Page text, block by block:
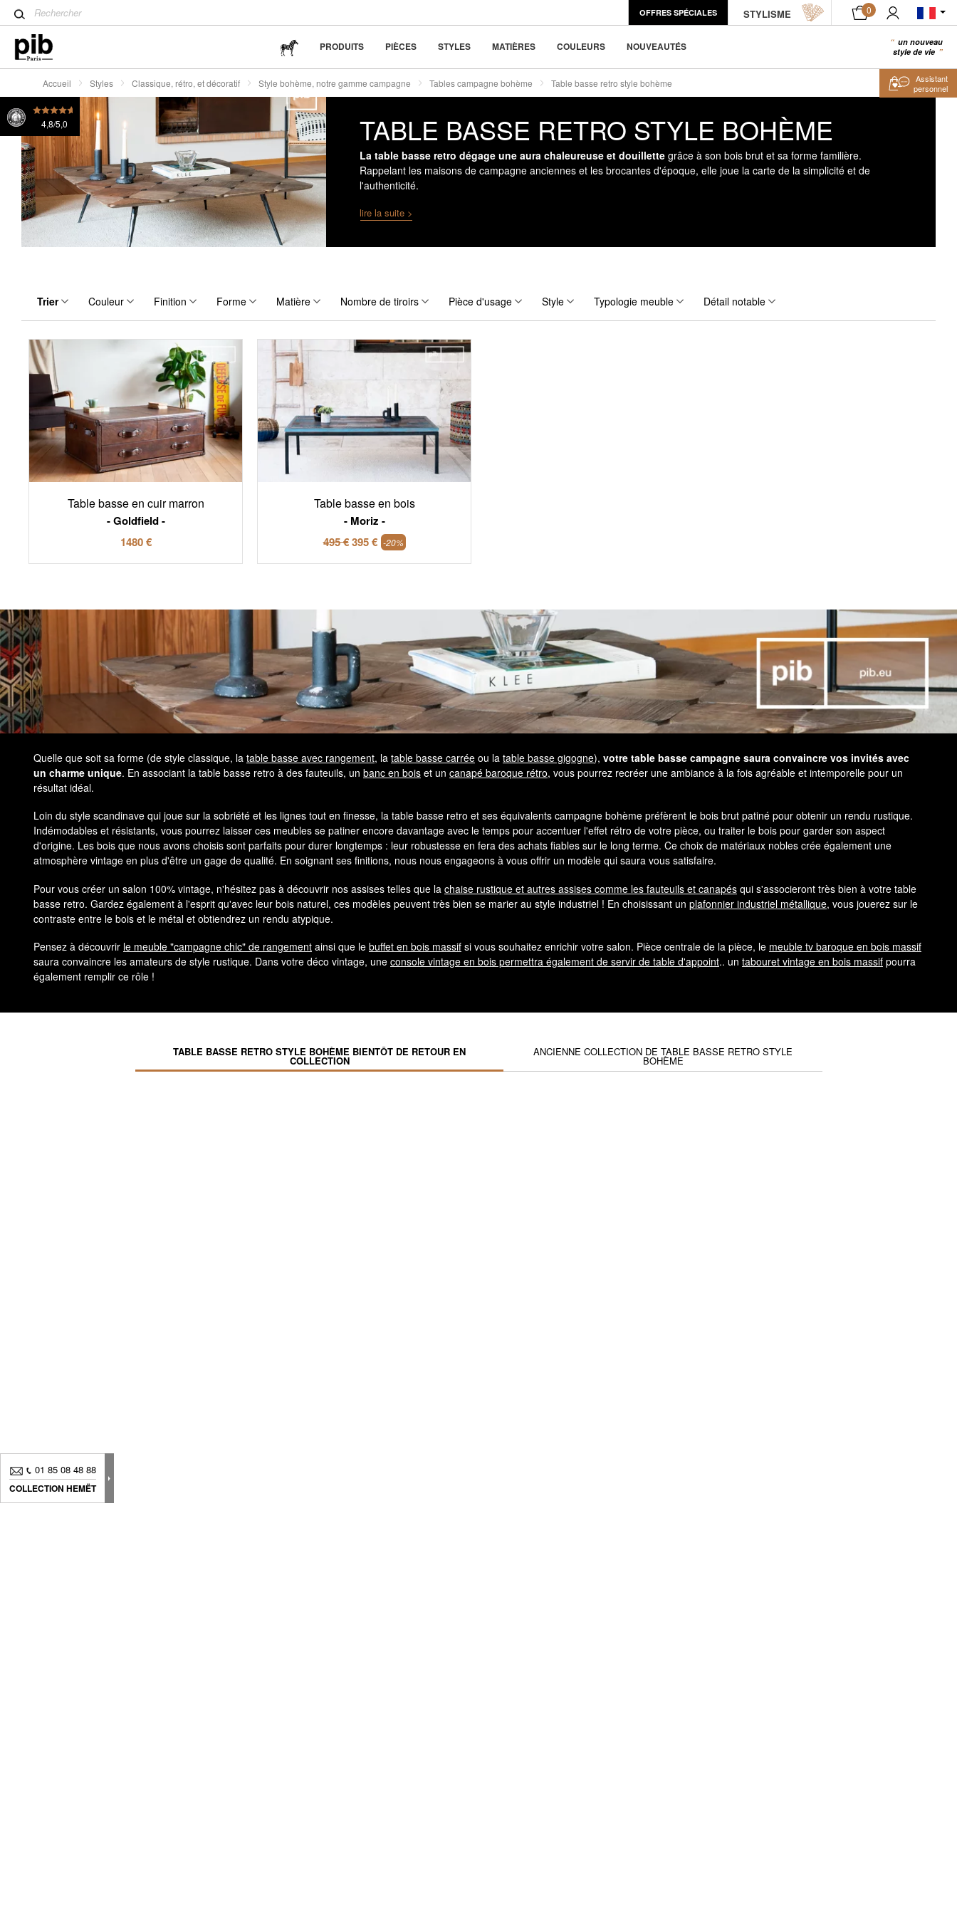
OFFRES SPÉCIALES STYLISME 0
Wabi-Sabi : L'art de trouver la beauté dans la
PRODUITS PIÈCES STYLES MATIÈRES COULEURS NOUVEAUTÉS
un nouveau
style de vie
Accueil Styles Classique, rétro, et décoratif Style bohème, notre gamme campagne Tables campagne bohème Table basse retro style bohème
TABLE BASSE RETRO STYLE BOHÈME
La table basse retro dégage une aura chaleureuse et douillettegrâce à son bois brut et sa forme familière.
Rappelant les maisons de campagne anciennes et les brocantes d'époque, elle joue la carte de la simplicité et de
l'authenticité.
lire la suite >
Trier Couleur Finition Forme Matière Nombre de tiroirs Pièce d'usage Style Typologie meuble Détail notable
Table basse en cuir marron
Goldfield
1480 €
Table basse en bois
Moriz
495 €395 € -20%
Quelle que soit sa forme (de style classique, la table basse avec rangement, la table basse carrée ou la table basse gigogne), votre table basse campagne saura convaincre vos invités avec
un charme unique. En associant la table basse retro à des fauteuils, un banc en bois et un canapé baroque rétro, vous pourrez recréer une ambiance à la fois agréable et intemporelle pour un
résultat idéal.
Loin du style scandinave qui joue sur la sobriété et les lignes tout en finesse, la table basse retro et ses équivalents campagne bohème préfèrent le bois brut patiné pour obtenir un rendu rustique.
Indémodables et résistants, vous pourrez laisser ces meubles se patiner encore davantage avec le temps pour accentuer l'effet rétro de votre pièce, ou traiter le bois pour garder son aspect
d'origine. Les bois que nous avons choisis sont parfaits pour durer longtemps : leur robustesse en fera des achats fiables sur le long terme. Ce choix de matériaux nobles crée également une
atmosphère vintage en plus d'être un gage de qualité. En soignant ses finitions, nous nous engageons à vous offrir un modèle qui saura vous satisfaire.
Pour vous créer un salon 100% vintage, n'hésitez pas à découvrir nos assises telles que la chaise rustique et autres assises comme les fauteuils et canapés qui s'associeront très bien à votre table
basse retro. Gardez également à l'esprit qu'avec leur bois naturel, ces modèles peuvent très bien se marier au style industriel ! En choisissant un plafonnier industriel métallique, vous jouerez sur le
contraste entre le bois et le métal et obtiendrez un rendu atypique.
Pensez à découvrir le meuble "campagne chic" de rangement ainsi que le buffet en bois massif si vous souhaitez enrichir votre salon. Pièce centrale de la pièce, le meuble tv baroque en bois massif
saura convaincre les amateurs de style rustique. Dans votre déco vintage, une console vintage en bois permettra également de servir de table d'appoint.. un tabouret vintage en bois massif pourra
également remplir ce rôle !
TABLE BASSE RETRO STYLE BOHÈME BIENTÔT DE RETOUR EN
COLLECTION
ANCIENNE COLLECTION DE TABLE BASSE RETRO STYLE
BOHÈME
4,8/5,0
Assistant
personnel
01 85 08 48 88
COLLECTION HEMËT